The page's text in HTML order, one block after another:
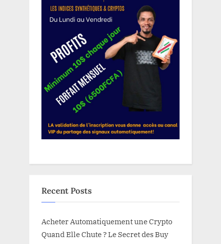
Recent Posts
Acheter Automatiquement une Crypto
Quand Elle Chute ? Le Secret des Buy